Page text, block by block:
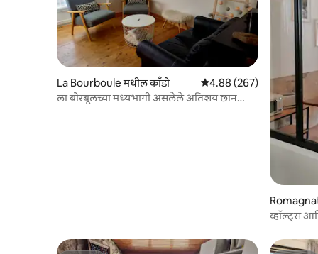
La Bourboule मधील काँडो 5 पैकी 4.88 सरासरी रेटिंग,
4.88 (267)
ला बोरबूलच्या मध्यभागी असलेले अतिशय छान
व्हॉल्ट्स